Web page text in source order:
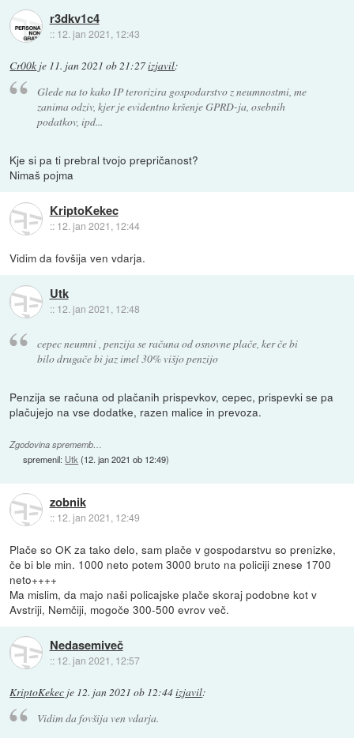
r3dkv1c4
:: 12. jan 2021, 12:43
Cr00k je 11. jan 2021 ob 21:27izjavil:
Glede na to kako IP terorizira gospodarstvo z neumnostmi, me
zanima odziv, kjer je evidentno kršenje GPRD-ja, osebnih
podatkov, ipd...
Kje si pa ti prebral tvojo prepričanost?
Nimaš pojma
KriptoKekec
:: 12. jan 2021, 12:44
Vidim da fovšija ven vdarja.
Utk
:: 12. jan 2021, 12:48
cepec neumni , penzija se računa od osnovne plače, ker če bi
bilo drugače bi jaz imel 30% višjo penzijo
Penzija se računa od plačanih prispevkov, cepec, prispevki se pa
plačujejo na vse dodatke, razen malice in prevoza.
Zgodovina sprememb…
spremenil: Utk (12. jan 2021 ob 12:49)
zobnik
:: 12. jan 2021, 12:49
Plače so OK za tako delo, sam plače v gospodarstvu so prenizke,
če bi ble min. 1000 neto potem 3000 bruto na policiji znese 1700
neto++++
Ma mislim, da majo naši policajske plače skoraj podobne kot v
Avstriji, Nemčiji, mogoče 300-500 evrov več.
Nedasemiveč
:: 12. jan 2021, 12:57
KriptoKekec je 12. jan 2021 ob 12:44izjavil:
Vidim da fovšija ven vdarja.